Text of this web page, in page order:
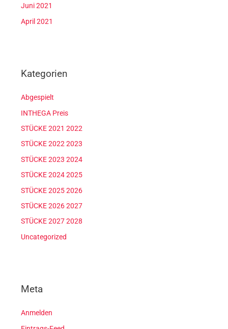
Juni 2021
April 2021
Kategorien
Abgespielt
INTHEGA Preis
STÜCKE 2021 2022
STÜCKE 2022 2023
STÜCKE 2023 2024
STÜCKE 2024 2025
STÜCKE 2025 2026
STÜCKE 2026 2027
STÜCKE 2027 2028
Uncategorized
Meta
Anmelden